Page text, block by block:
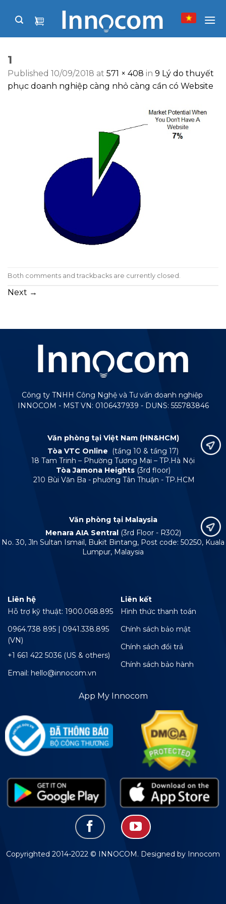
1
Published 10/09/2018 at 571 × 408 in 9 Lý do thuyết
phục doanh nghiệp càng nhỏ càng cần có Website
Both comments and trackbacks are currently closed.
Next →
Công ty TNHH Công Nghệ và Tư vấn doanh nghiệp
INNOCOM - MST VN: 0106437939 - DUNS: 555783846
Văn phòng tại Việt Nam (HN&HCM)
Tòa VTC Online
(tầng 10 & tầng 17)
18 Tam Trinh – Phường Tương Mai – TP.Hà Nội
Tòa Jamona Heights (3rd floor)
210 Bùi Văn Ba - phường Tân Thuận - TP.HCM
Văn phòng tại Malaysia
Menara AIA Sentral (3rd Floor - R302)
No. 30, Jln Sultan Ismail, Bukit Bintang, Post code: 50250, Kuala
Lumpur, Malaysia
Liên hệ
Hỗ trợ kỹ thuật: 1900.068.895
0964.738 895 | 0941.338.895
(VN)
+1 661 422 5036 (US & others)
Email: hello@innocom.vn
Liên kết
Hình thức thanh toán
Chính sách bảo mật
Chính sách đổi trả
Chính sách bảo hành
App My Innocom
Copyrighted 2014-2022 © INNOCOM. Designed by Innocom